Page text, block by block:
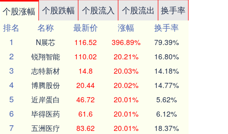
个股涨幅 个股跌幅 个股流入 个股流出
换手率
排名
名称 最新价 涨幅
换手率
1
N展芯 116.52 396.89% 79.39%
2 锐翔智能 110.02 20.21% 16.80%
3 志特新材 14.8 20.03% 14.18%
4 博腾股份 20.44 20.02% 14.77%
5 近岸蛋白 46.72 20.01% 5.62%
6 毕得医药 61.6 20.01% 6.12%
7 五洲医疗 83.62 20.01% 18.37%